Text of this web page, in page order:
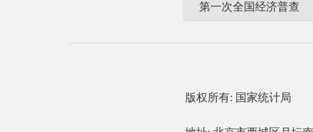
第一次全国经济普查
版权所有: 国家统计局